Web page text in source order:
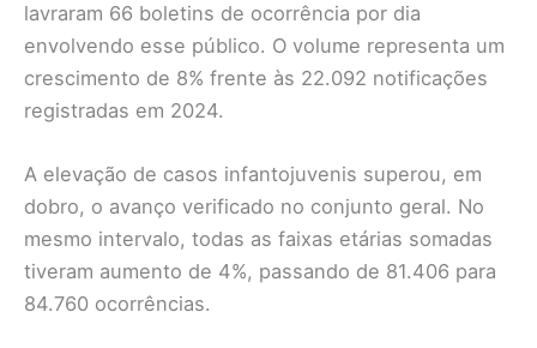
lavraram 66 boletins de ocorrência por dia
envolvendo esse público. O volume representa um
crescimento de 8% frente às 22.092 notificações
registradas em 2024.
A elevação de casos infantojuvenis superou, em
dobro, o avanço verificado no conjunto geral. No
mesmo intervalo, todas as faixas etárias somadas
tiveram aumento de 4%, passando de 81.406 para
84.760 ocorrências.